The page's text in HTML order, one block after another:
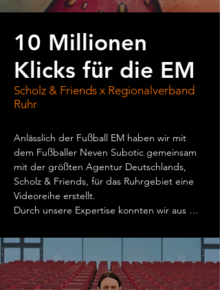
10 Millionen
Klicks für die EM
Scholz & Friends x Regionalverband
Ruhr
Anlässlich der Fußball EM haben wir mit
dem Fußballer Neven Subotic gemeinsam
mit der größten Agentur Deutschlands,
Scholz & Friends, für das Ruhrgebiet eine
Videoreihe erstellt.
Durch unsere Expertise konnten wir aus
beeindruckende Videos produzieren, die
vor Allem eins geschafft haben: massiv
Klicks zu generieren. Aktuell wurden die
Videos mehr als 10.000.000 mal geschaut